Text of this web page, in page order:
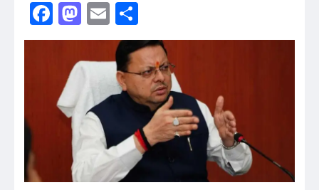
Facebook
Mastodon
Email